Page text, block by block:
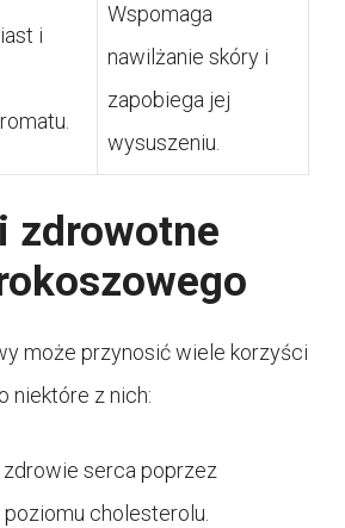
i
Wspomaga
nawilżanie skóry i
zapobiega jej
wysuszeniu.
zdrowotne
może przynosić wiele korzyści
niektóre z nich:
serca poprzez
cholesterolu.